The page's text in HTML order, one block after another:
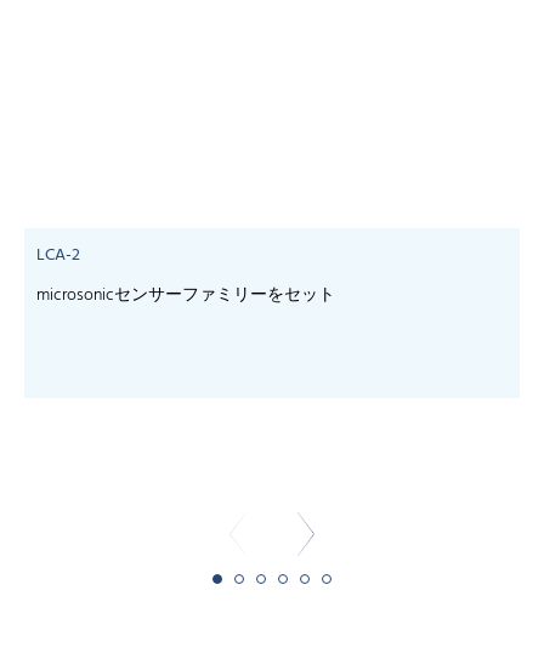
LCA-2
microsonicセンサーファミリーをセット